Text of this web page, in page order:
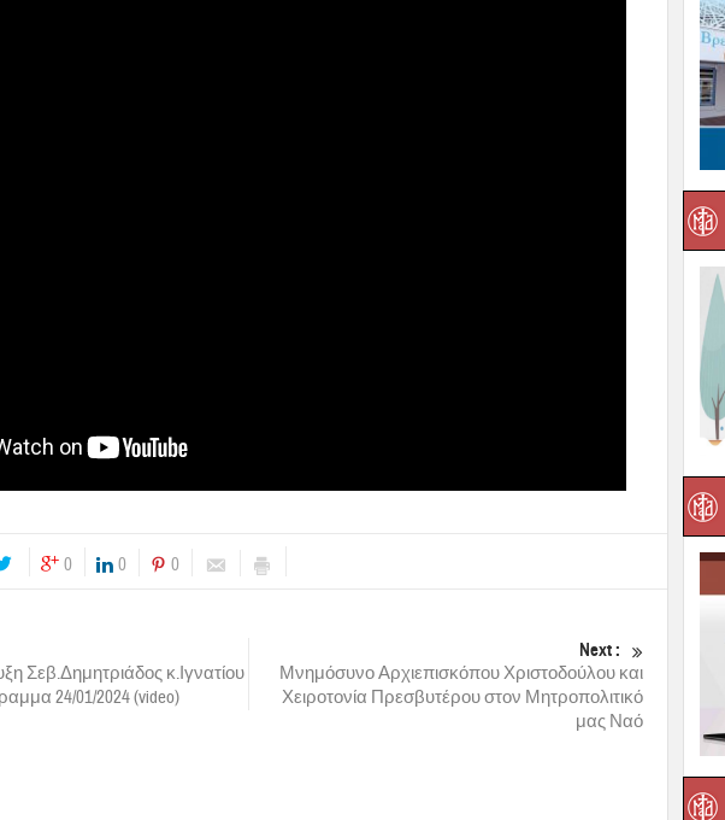
0 0 0
Σεβ.Δημητριάδος κ.Ιγνατίου
24/01/2024 (video)
Next :
Μνημόσυνο Αρχιεπισκόπου Χριστοδούλου και
Χειροτονία Πρεσβυτέρου στον Μητροπολιτικό
μας Ναό